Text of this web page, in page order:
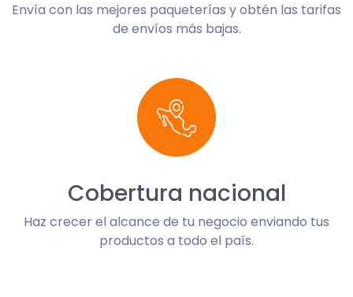
Envía con las mejores paqueterías y obtén las tarifas
de envíos más bajas.
Cobertura nacional
Haz crecer el alcance de tu negocio enviando tus
productos a todo el país.